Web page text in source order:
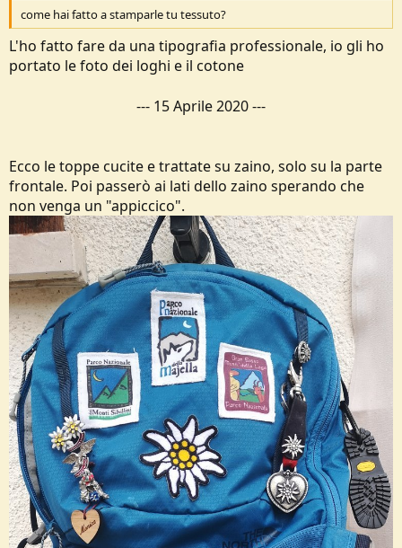
come hai fatto a stamparle tu tessuto?
L'ho fatto fare da una tipografia professionale, io gli ho
portato le foto dei loghi e il cotone
--- 15 Aprile 2020---
Ecco le toppe cucite e trattate su zaino, solo su la parte
frontale. Poi passerò ai lati dello zaino sperando che
non venga un "appiccico".